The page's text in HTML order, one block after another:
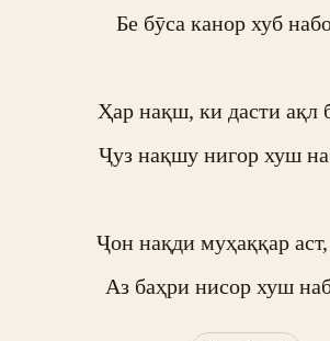
Бе бӯса канор хуб
Ҳар нақш, ки дасти ақл
Ҷуз нақшу нигор хуш
Ҷон нақди муҳаққар
Аз баҳри нисор хуш